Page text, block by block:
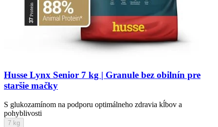
Husse Lynx Senior 7 kg | Granule bez obilnín pre
staršie mačky
S glukozamínom na podporu optimálneho zdravia kĺbov a
pohyblivosti
7 kg